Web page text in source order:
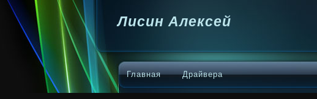
Лисин Алексей
Главная Драйвера